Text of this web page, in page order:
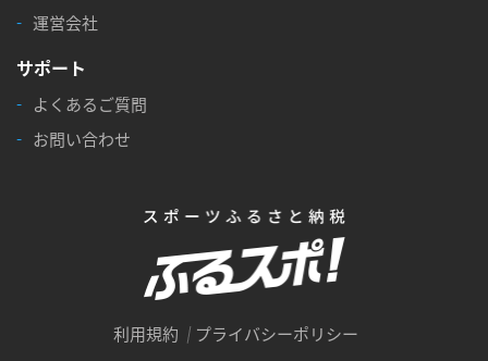
利用規約 プライバシーポリシー
運営会社
サポート
よくあるご質問
お問い合わせ